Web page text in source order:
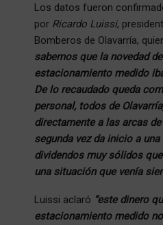
Los datos fueron
por Ricardo Luissi,
Bomberos de Olavarría,
sabemos que la novedad
estacionamiento medido
De lo recaudado queda
personal, todos de
directamente a las arcas
segunda vez da inicio a
dividendos muy sólidos
una situación que venía
Luissi aclaró “este dinero
estacionamiento medido